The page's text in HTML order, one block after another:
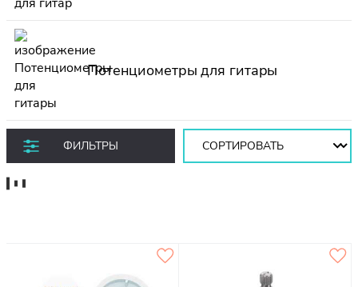
Потенциометры для гитары
ФИЛЬТРЫ
Сортировать: